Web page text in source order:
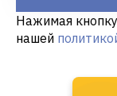
Нажимая
нашей